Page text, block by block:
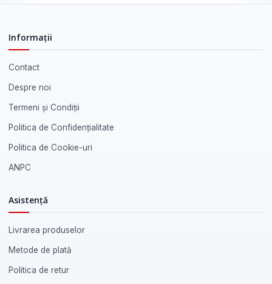
Informații
Contact
Despre noi
Termeni și Condiții
Politica de Confidențialitate
Politica de Cookie-uri
ANPC
Asistență
Livrarea produselor
Metode de plată
Politica de retur